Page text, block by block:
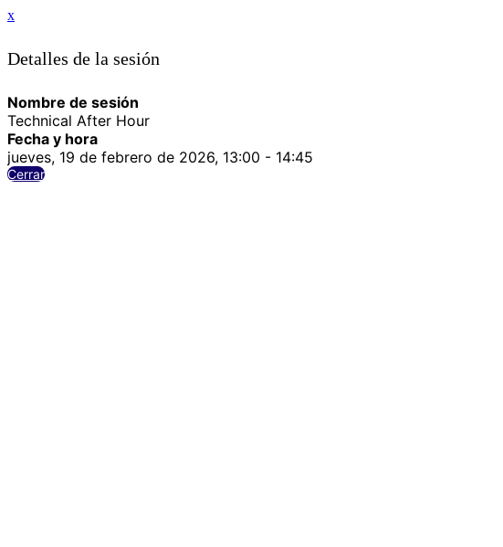
x
Detalles de la sesión
Nombre de sesión
Technical After Hour
Fecha y hora
jueves, 19 de febrero de 2026, 13:00 - 14:45
Cerrar